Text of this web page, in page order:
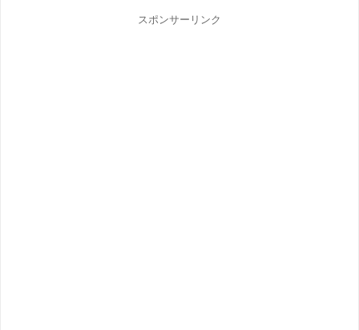
スポンサーリンク